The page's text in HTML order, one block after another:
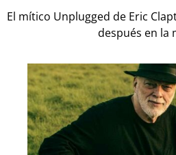
El mítico Unplugged de Eric
después en la